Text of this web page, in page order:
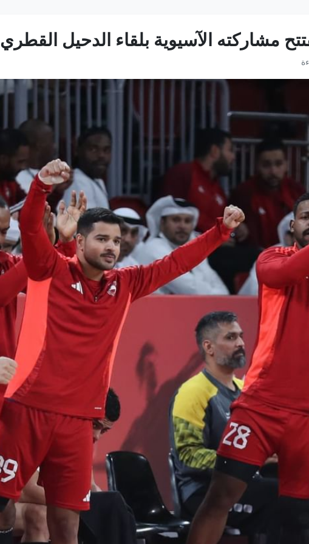
مشاركته الآسيوية بلقاء الدحيل القطري